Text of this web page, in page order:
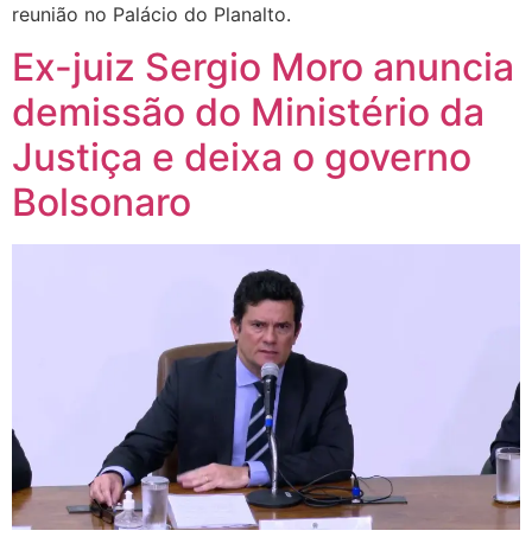
reunião no Palácio do Planalto.
Ex-juiz Sergio Moro anuncia
demissão do Ministério da
Justiça e deixa o governo
Bolsonaro